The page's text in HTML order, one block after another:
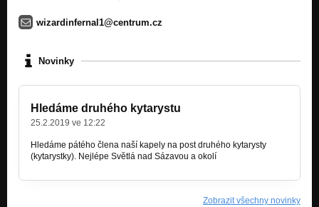
wizardinfernal1@centrum.cz
Novinky
Hledáme druhého kytarystu
25.2.2019 ve 12:22
Hledáme pátého člena naší kapely na post druhého kytarysty
(kytarystky). Nejlépe Světlá nad Sázavou a okolí
Zobrazit všechny novinky